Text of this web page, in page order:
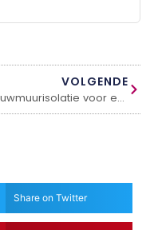
VOLGENDE
Spouwmuurisolatie voor een rijtjeshuis
Share on Twitter